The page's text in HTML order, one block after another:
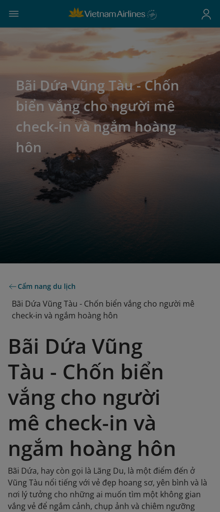
Bãi Dứa Vũng Tàu - Chốn
biển vắng cho người mê
check-in và ngắm hoàng
hôn
Cẩm nang du lịch
Bãi Dứa Vũng Tàu - Chốn biển vắng cho người mê
check-in và ngắm hoàng hôn
Bãi Dứa Vũng
Tàu - Chốn biển
vắng cho người
mê check-in và
ngắm hoàng hôn
Bãi Dứa, hay còn gọi là Lãng Du, là một điểm đến ở
Vũng Tàu nổi tiếng với vẻ đẹp hoang sơ, yên bình và là
nơi lý tưởng cho những ai muốn tìm một không gian
vắng vẻ để ngắm cảnh, chụp ảnh và chiêm ngưỡng